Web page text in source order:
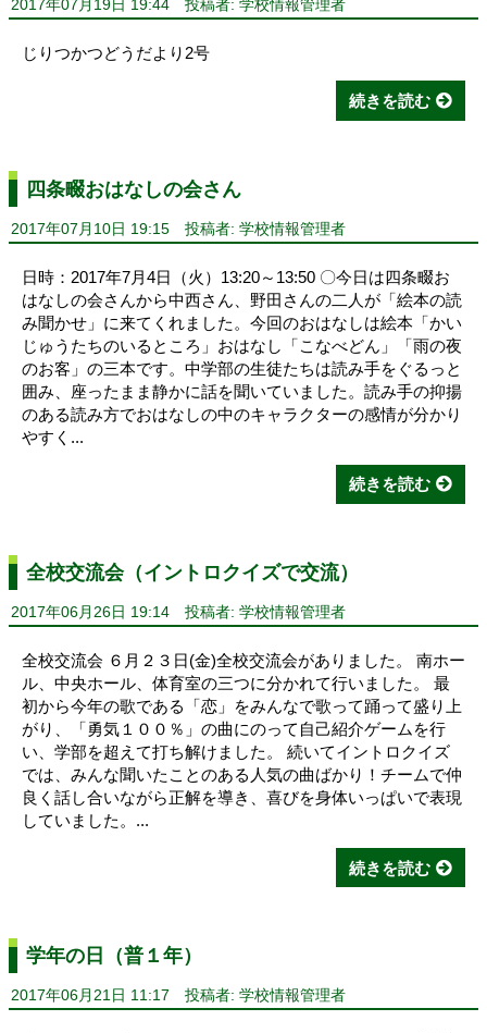
2017年07月19日 19:44 投稿者: 学校情報管理者
じりつかつどうだより2号
続きを読む
四条畷おはなしの会さん
2017年07月10日 19:15 投稿者: 学校情報管理者
日時：2017年7月4日（火）13:20～13:50 〇今日は四条畷お
はなしの会さんから中西さん、野田さんの二人が「絵本の読
み聞かせ」に来てくれました。今回のおはなしは絵本「かい
じゅうたちのいるところ」おはなし「こなべどん」「雨の夜
のお客」の三本です。中学部の生徒たちは読み手をぐるっと
囲み、座ったまま静かに話を聞いていました。読み手の抑揚
のある読み方でおはなしの中のキャラクターの感情が分かり
やすく...
続きを読む
全校交流会（イントロクイズで交流）
2017年06月26日 19:14 投稿者: 学校情報管理者
全校交流会 ６月２３日(金)全校交流会がありました。 南ホー
ル、中央ホール、体育室の三つに分かれて行いました。 最
初から今年の歌である「恋」をみんなで歌って踊って盛り上
がり、「勇気１００％」の曲にのって自己紹介ゲームを行
い、学部を超えて打ち解けました。 続いてイントロクイズ
では、みんな聞いたことのある人気の曲ばかり！チームで仲
良く話し合いながら正解を導き、喜びを身体いっぱいで表現
していました。...
続きを読む
学年の日（普１年）
2017年06月21日 11:17 投稿者: 学校情報管理者